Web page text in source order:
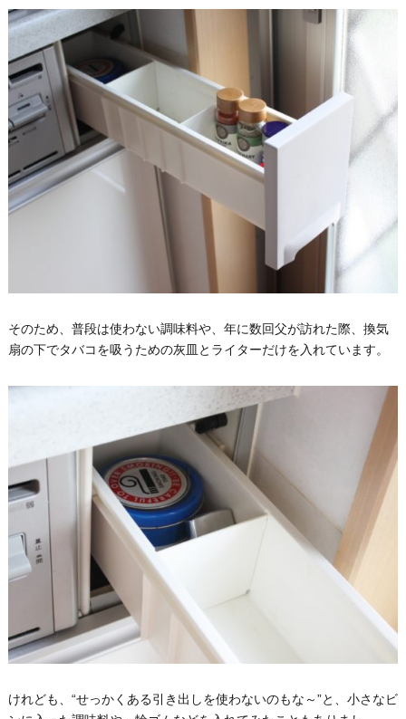
そのため、普段は使わない調味料や、年に数回父が訪れた際、換気
扇の下でタバコを吸うための灰皿とライターだけを入れています。
けれども、“せっかくある引き出しを使わないのもな～”と、小さなビ